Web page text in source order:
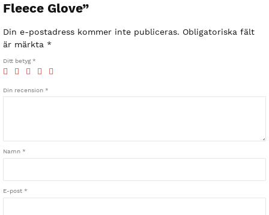
Fleece Glove”
Din e-postadress kommer inte publiceras. Obligatoriska fält
är märkta*
Ditt betyg*
Din recension*
Namn*
E-post*